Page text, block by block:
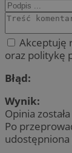
Akceptuję
oraz politykę
Błąd:
Wynik:
Opinia
Po
udostępniona